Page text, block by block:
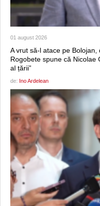
01 august 2026
A vrut să-l atace pe
Rogobete spune că
al țării”
de: Ino Ardelean